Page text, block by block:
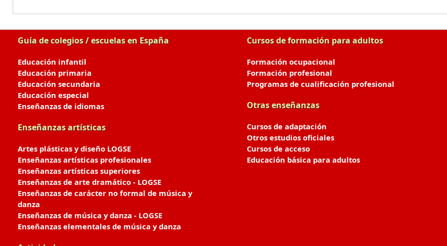
Guía de colegios / escuelas en España
Educación infantil
Educación primaria
Educación secundaria
Educación especial
Enseñanzas de idiomas
Enseñanzas artísticas
Artes plásticas y diseño LOGSE
Enseñanzas artísticas profesionales
Enseñanzas artísticas superiores
Enseñanzas de arte dramático - LOGSE
Enseñanzas de carácter no formal de música y
danza
Enseñanzas de música y danza - LOGSE
Enseñanzas elementales de música y danza
Cursos de formación para adultos
Formación ocupacional
Formación profesional
Programas de cualificación profesional
Otras enseñanzas
Cursos de adaptación
Otros estudios oficiales
Cursos de acceso
Educación básica para adultos